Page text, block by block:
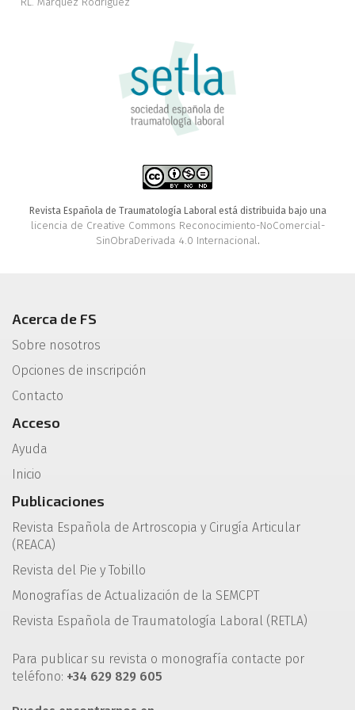
Revista Española de Traumatología Laboral está distribuida bajo una
licencia de Creative Commons Reconocimiento-NoComercial-
SinObraDerivada 4.0 Internacional.
Acerca de FS
Sobre nosotros
Opciones de inscripción
Contacto
Acceso
Ayuda
Inicio
Publicaciones
Revista Española de Artroscopia y Cirugía Articular
(REACA)
Revista del Pie y Tobillo
Monografías de Actualización de la SEMCPT
Revista Española de Traumatología Laboral (RETLA)
Para publicar su revista o monografía contacte por
teléfono: +34 629 829 605